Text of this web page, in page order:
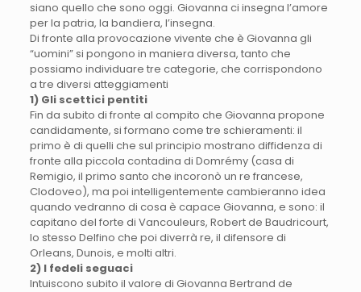
siano quello che sono oggi. Giovanna ci insegna l’amore
per la patria, la bandiera, l’insegna.
Di fronte alla provocazione vivente che è Giovanna gli
“uomini” si pongono in maniera diversa, tanto che
possiamo individuare tre categorie, che corrispondono
a tre diversi atteggiamenti
1) Gli scettici pentiti
Fin da subito di fronte al compito che Giovanna propone
candidamente, si formano come tre schieramenti: il
primo è di quelli che sul principio mostrano diffidenza di
fronte alla piccola contadina di Domrémy (casa di
Remigio, il primo santo che incoronò un re francese,
Clodoveo), ma poi intelligentemente cambieranno idea
quando vedranno di cosa è capace Giovanna, e sono: il
capitano del forte di Vancouleurs, Robert de Baudricourt,
lo stesso Delfino che poi diverrà re, il difensore di
Orleans, Dunois, e molti altri.
2) I fedeli seguaci
Intuiscono subito il valore di Giovanna Bertrand de